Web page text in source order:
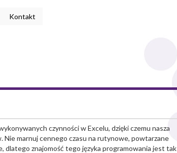
Kontakt
czynności w Excelu, dzięki czemu nasza
Nie marnuj cennego czasu na rutynowe, powtarzane
dlatego znajomość tego języka programowania jest tak